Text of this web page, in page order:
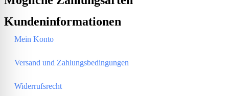
Kundeninformationen
Mein Konto
Versand und Zahlungsbedingungen
Widerrufsrecht